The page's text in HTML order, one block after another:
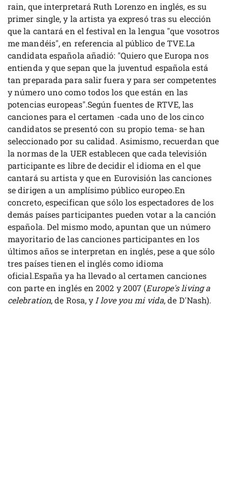
rain, que interpretará Ruth Lorenzo en inglés, es su
primer single, y la artista ya expresó tras su elección
que la cantará en el festival en la lengua "que vosotros
me mandéis", en referencia al público de TVE.La
candidata española añadió: "Quiero que Europa nos
entienda y que sepan que la juventud española está
tan preparada para salir fuera y para ser competentes
y número uno como todos los que están en las
potencias europeas".Según fuentes de RTVE, las
canciones para el certamen -cada uno de los cinco
candidatos se presentó con su propio tema- se han
seleccionado por su calidad. Asimismo, recuerdan que
la normas de la UER establecen que cada televisión
participante es libre de decidir el idioma en el que
cantará su artista y que en Eurovisión las canciones
se dirigen a un amplísimo público europeo.En
concreto, especifican que sólo los espectadores de los
demás países participantes pueden votar a la canción
española. Del mismo modo, apuntan que un número
mayoritario de las canciones participantes en los
últimos años se interpretan en inglés, pese a que sólo
tres países tienen el inglés como idioma
oficial.España ya ha llevado al certamen canciones
con parte en inglés en 2002 y 2007 (Europe's living a
celebration, de Rosa, y I love you mi vida, de D'Nash).